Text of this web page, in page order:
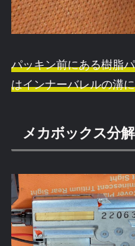
パッキン前にある樹脂
はインナーバレルの溝
メカボックス分解